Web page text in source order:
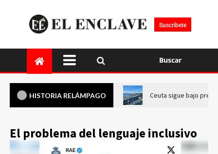
Suscríbete
Buscar
HISTORIA RELÁMPAGO Ceuta sigue bajo
El problema del lenguaje inclusivo